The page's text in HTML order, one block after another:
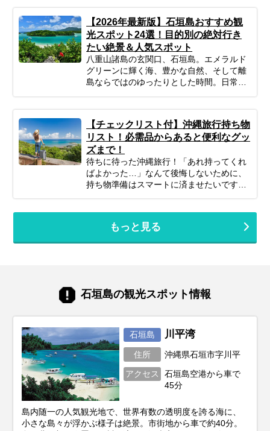
【2026年最新版】石垣島おすすめ観
光スポット24選！目的別の絶対行き
たい絶景＆人気スポット
八重山諸島の玄関口、石垣島。エメラルド
グリーンに輝く海、豊かな自然、そして離
島ならではのゆったりとした時間。日常を
した石垣島の観光スポットを、目的別にご
紹介します。定番の絶景スポットから、最
新の話題の場所、知る人ぞ知る穴場まで、
あなたの「行ってみたい！」がきっと見つ
かるはず。次の石垣島旅行の計画に、ぜひ
お役立てください。
【チェックリスト付】沖縄旅行持ち物
リスト！必需品からあると便利なグッ
ズまで！
待ちに待った沖縄旅行！「あれ持ってくれ
ばよかった…」なんて後悔しないために、
持ち物準備はスマートに済ませたいですよ
旅行をスタートさせるための準備を始めま
しょう♪
もっと見る
石垣島の観光スポット情報
石垣島 川平湾
住所 沖縄県石垣市字川平
アクセス
石垣島空港から車で
45分
島内随一の人気観光地で、世界有数の透明度を誇る海に、
小さな島々が浮かぶ様子は絶景。市街地から車で約40分。